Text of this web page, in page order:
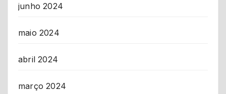
junho 2024
maio 2024
abril 2024
março 2024